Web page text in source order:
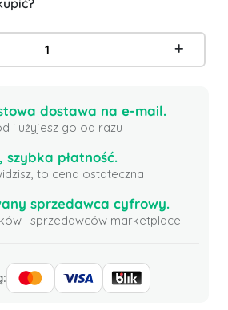
dostawa na e-mail.
i użyjesz go od razu
szybka płatność.
to cena ostateczna
sprzedawca cyfrowy.
i sprzedawców marketplace